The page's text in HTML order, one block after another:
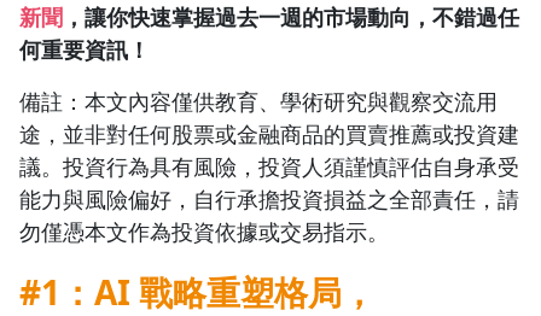
新聞 ，讓你快速掌握過去一週的市場動向，不錯過任
何重要資訊！
備註：本文內容僅供教育、學術研究與觀察交流用
途，並非對任何股票或金融商品的買賣推薦或投資建
議。投資行為具有風險，投資人須謹慎評估自身承受
能力與風險偏好，自行承擔投資損益之全部責任，請
勿僅憑本文作為投資依據或交易指示。
#1：AI 戰略重塑格局，